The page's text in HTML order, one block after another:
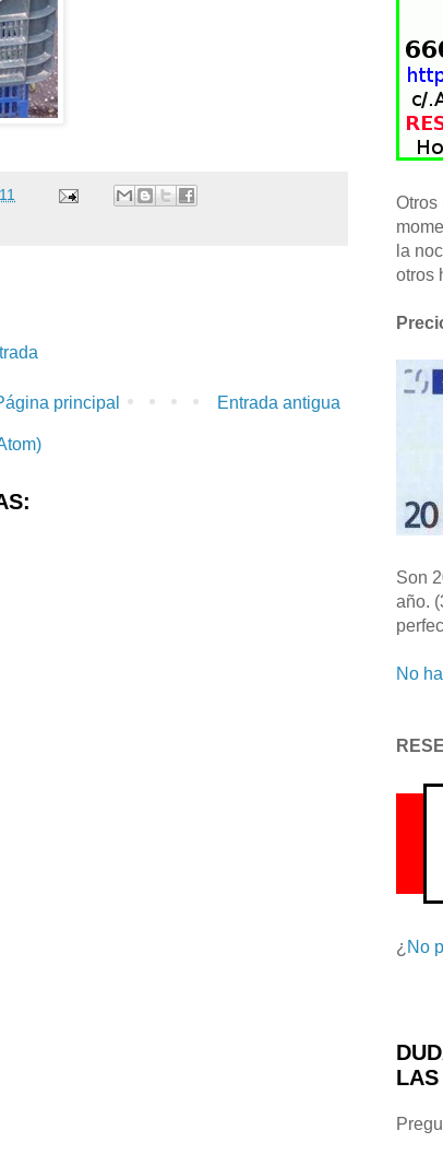
Entrada antigua
principal
Otros
la
otros
Son
año.
No
¿ No